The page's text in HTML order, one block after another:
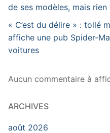
de ses modèles, mais
« C’est du délire » : tollé
affiche une pub Spider-
voitures
Aucun commentaire à
ARCHIVES
août 2026